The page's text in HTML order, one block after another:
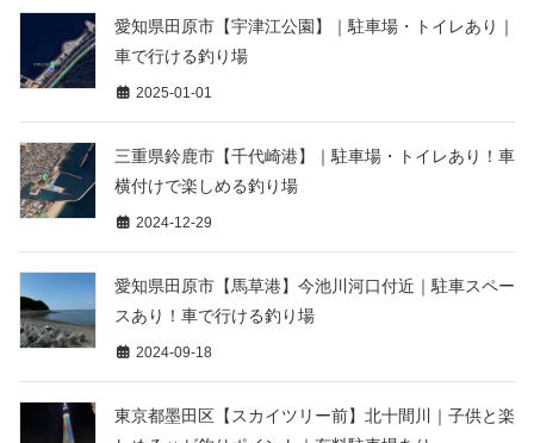
愛知県田原市【宇津江公園】｜駐車場・トイレあり｜
車で行ける釣り場
2025-01-01
三重県鈴鹿市【千代崎港】｜駐車場・トイレあり！車
横付けで楽しめる釣り場
2024-12-29
愛知県田原市【馬草港】今池川河口付近｜駐車スペー
スあり！車で行ける釣り場
2024-09-18
東京都墨田区【スカイツリー前】北十間川｜子供と楽